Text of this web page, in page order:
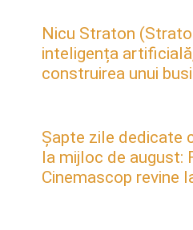
Nicu Straton
inteligența
construirea unui
Șapte zile dedicate
la mijloc de august:
Cinemascop revine